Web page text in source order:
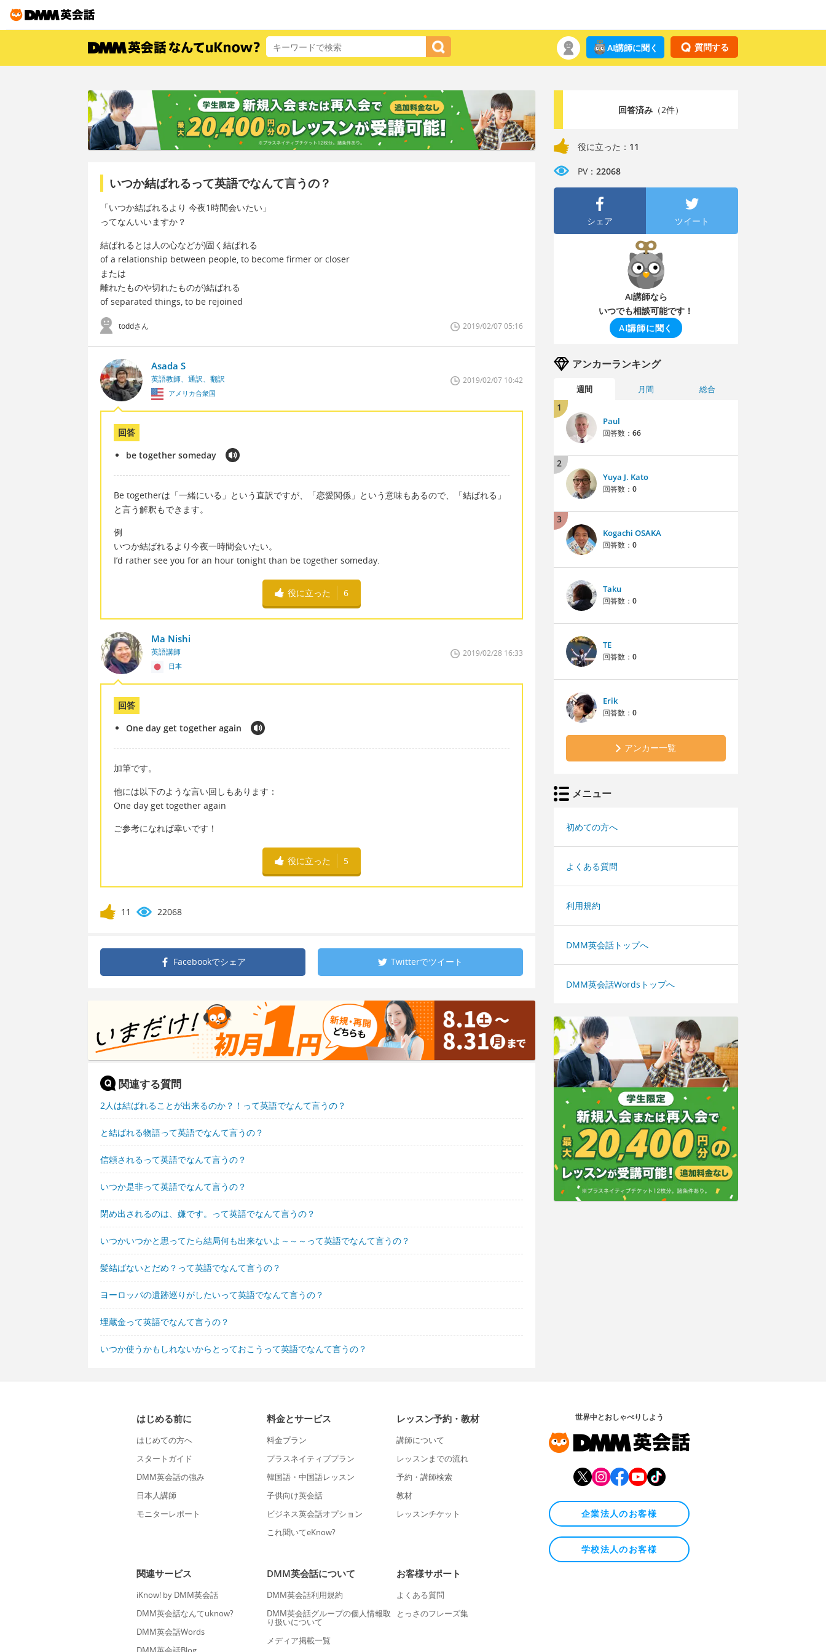
質問する
AI講師に聞く
いつか結ばれるって英語でなんて言うの？
「いつか結ばれるより 今夜1時間会いたい」
ってなんいいますか？
結ばれるとは人の心などが)固く結ばれる
of a relationship between people, to become firmer or closer
または
離れたものや切れたものが)結ばれる
of separated things, to be rejoined
toddさん 2019/02/07 05:16
Asada S
英語教師、通訳、翻訳
アメリカ合衆国
2019/02/07 10:42
回答
be together someday
Be togetherは「一緒にいる」という直訳ですが、「恋愛関係」という意味もあるので、「結ばれる」
と言う解釈もできます。
例
いつか結ばれるより今夜一時間会いたい。
I’d rather see you for an hour tonight than be together someday.
役に立った 6
Ma Nishi
英語講師
日本
2019/02/28 16:33
回答
One day get together again
加筆です。
他には以下のような言い回しもあります：
One day get together again
ご参考になれば幸いです！
役に立った 5
11 22068
Facebookでシェア Twitterでツイート
関連する質問
2人は結ばれることが出来るのか？！って英語でなんて言うの？
と結ばれる物語って英語でなんて言うの？
信頼されるって英語でなんて言うの？
いつか是非って英語でなんて言うの？
閉め出されるのは、嫌です。って英語でなんて言うの？
いつかいつかと思ってたら結局何も出来ないよ～～～って英語でなんて言うの？
髪結ばないとだめ？って英語でなんて言うの？
ヨーロッパの遺跡巡りがしたいって英語でなんて言うの？
埋蔵金って英語でなんて言うの？
いつか使うかもしれないからとっておこうって英語でなんて言うの？
回答済み（2件）
役に立った： 11
PV： 22068
シェア ツイート
AI講師なら
いつでも相談可能です！
AI講師に聞く
アンカーランキング
週間 月間 総合
1
Paul
回答数： 66
2
Yuya J. Kato
回答数： 0
3
Kogachi OSAKA
回答数： 0
Taku
回答数： 0
TE
回答数： 0
Erik
回答数： 0
アンカー一覧
メニュー
初めての方へ
よくある質問
利用規約
DMM英会話トップへ
DMM英会話Wordsトップへ
はじめる前に
はじめての方へ
スタートガイド
DMM英会話の強み
日本人講師
モニターレポート
料金とサービス
料金プラン
プラスネイティブプラン
韓国語・中国語レッスン
子供向け英会話
ビジネス英会話オプション
これ聞いてeKnow?
レッスン予約・教材
講師について
レッスンまでの流れ
予約・講師検索
教材
レッスンチケット
関連サービス
iKnow! by DMM英会話
DMM英会話なんてuknow?
DMM英会話Words
DMM英会話について
DMM英会話利用規約
DMM英会話グループの個人情報取
り扱いについて
メディア掲載一覧
お客様サポート
よくある質問
とっさのフレーズ集
世界中とおしゃべりしよう
企業法人のお客様
学校法人のお客様